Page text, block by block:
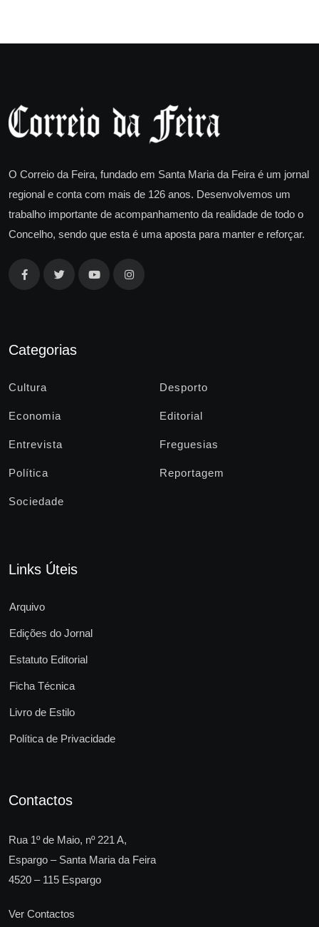
O Correio da Feira, fundado em Santa Maria da Feira é um jornal
regional e conta com mais de 126 anos. Desenvolvemos um
trabalho importante de acompanhamento da realidade de todo o
Concelho, sendo que esta é uma aposta para manter e reforçar.
Categorias
Cultura Desporto
Economia Editorial
Entrevista Freguesias
Política Reportagem
Sociedade
Links Úteis
Arquivo
Edições do Jornal
Estatuto Editorial
Ficha Técnica
Livro de Estilo
Política de Privacidade
Contactos
Rua 1º de Maio, nº 221 A,
Espargo – Santa Maria da Feira
4520 – 115 Espargo
Ver Contactos